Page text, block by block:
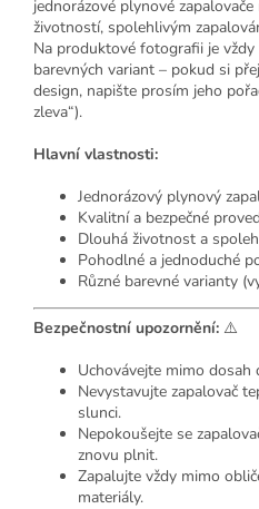
jednorázové plynové
životností, spolehlivým
Na produktové fotografii je vždy
barevných variant – pokud si
design, napište prosím jeho
zleva“).
Hlavní vlastnosti:
Jednorázový plynový
Kvalitní a bezpečné
Dlouhá životnost a
Pohodlné a jednoduché
Různé barevné varianty
Bezpečnostní upozornění: ⚠️
Uchovávejte mimo dosah
Nevystavujte zapalovač
slunci.
Nepokoušejte se
znovu plnit.
Zapalujte vždy mimo
materiály.